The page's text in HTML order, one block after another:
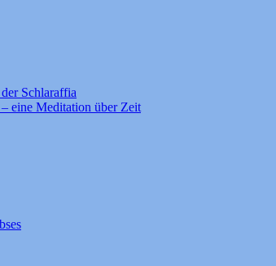
Schlaraffia
– eine Meditation über Zeit